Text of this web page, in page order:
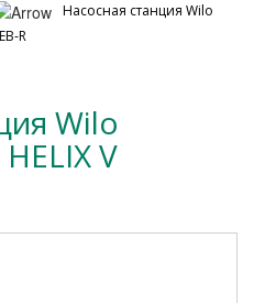
Насосная станция Wilo
R
Wilo
V